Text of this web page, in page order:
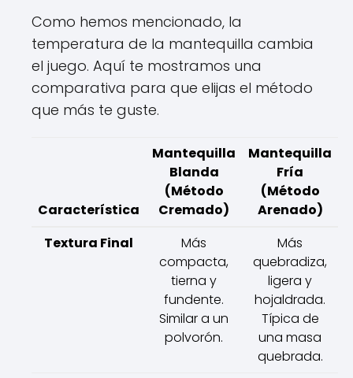
Como hemos mencionado, la
temperatura de la mantequilla cambia
el juego. Aquí te mostramos una
comparativa para que elijas el método
que más te guste.
Característica
Mantequilla
Blanda
(Método
Cremado)
Mantequilla
Fría
(Método
Arenado)
Textura Final
Más
compacta,
tierna y
fundente.
Similar a un
polvorón.
Más
quebradiza,
ligera y
hojaldrada.
Típica de
una masa
quebrada.